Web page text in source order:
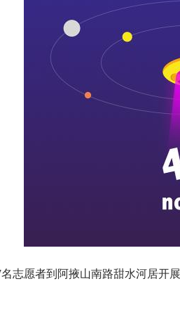
愿者到阿掖山南路甜水河居开